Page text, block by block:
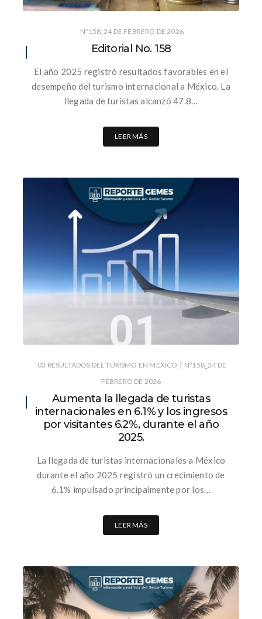
Nº158_24 DE FEBRERO DE 2026
Editorial No. 158
El año 2025 registró resultados favorables en el
desempeño del turismo internacional a México. La
llegada de turistas alcanzó 47.8…
LEER MÁS
03 RESULTADOS DEL TURISMO EN MÉXICO | Nº158_24 DE
FEBRERO DE 2026
Aumenta la llegada de turistas
internacionales en 6.1% y los ingresos
por visitantes 6.2%, durante el año
2025.
La llegada de turistas internacionales a México
durante el año 2025 registró un crecimiento de
6.1% impulsado principalmente por los…
LEER MÁS